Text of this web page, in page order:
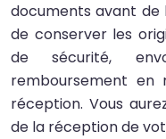
documents avant de
de conserver les
de sécurité,
remboursement en
réception. Vous
de la réception de